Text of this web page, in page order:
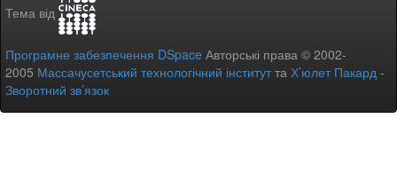
Тема від
Програмне забезпечення DSpace Авторські права © 2002-
2005 Массачусетський технологічний інститутта Х’юлет Пакард -
Зворотний зв’язок